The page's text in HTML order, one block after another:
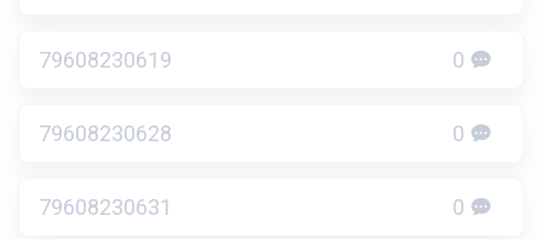
79608230619 0
79608230628 0
79608230631 0